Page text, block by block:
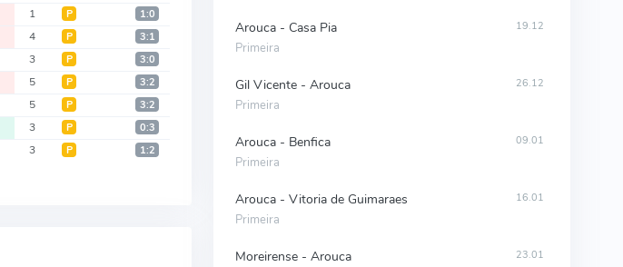
1 Р 1:0
4 Р 3:1
3 Р 3:0
5 Р 3:2
5 Р 3:2
3 Р 0:3
3 Р 1:2
Arouca - Casa Pia
Primeira
19.12
Gil Vicente - Arouca
Primeira
26.12
Arouca - Benfica
Primeira
09.01
Arouca - Vitoria de Guimaraes
Primeira
16.01
Moreirense - Arouca 23.01